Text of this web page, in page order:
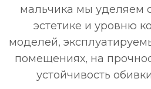
мальчика мы уделяем
эстетике и уровню
моделей,
помещениях, на
устойчивость